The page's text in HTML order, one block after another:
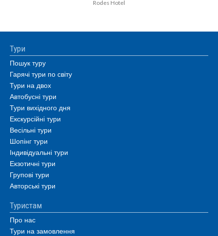
Rodes Hotel
Тури
Пошук туру
Гарячі тури по світу
Тури на двох
Автобусні тури
Тури вихідного дня
Екскурсійні тури
Весільні тури
Шопінг тури
Індивідуальні тури
Екзотичні тури
Групові тури
Авторські тури
Туристам
Про нас
Тури на замовлення